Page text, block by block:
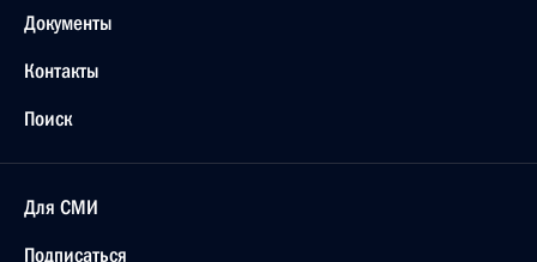
Документы
Контакты
Поиск
Для СМИ
Подписаться